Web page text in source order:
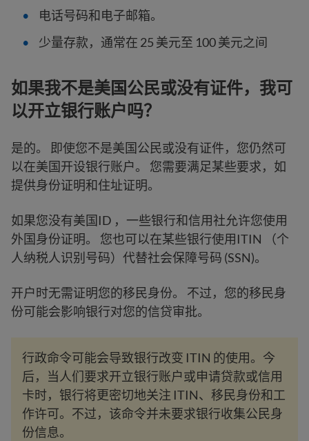
电话号码和电子邮箱。
少量存款，通常在 25 美元至 100 美元之间
如果我不是美国公民或没有证件，我可
以开立银行账户吗？
是的。 即使您不是美国公民或没有证件，您仍然可
以在美国开设银行账户。 您需要满足某些要求，如
提供身份证明和住址证明。
如果您没有美国ID ，一些银行和信用社允许您使用
外国身份证明。 您也可以在某些银行使用ITIN （个
人纳税人识别号码）代替社会保障号码 (SSN)。
开户时无需证明您的移民身份。 不过，您的移民身
份可能会影响银行对您的信贷审批。
行政命令可能会导致银行改变 ITIN 的使用。今
后，当人们要求开立银行账户或申请贷款或信用
卡时，银行将更密切地关注 ITIN、移民身份和工
作许可。不过，该命令并未要求银行收集公民身
份信息。